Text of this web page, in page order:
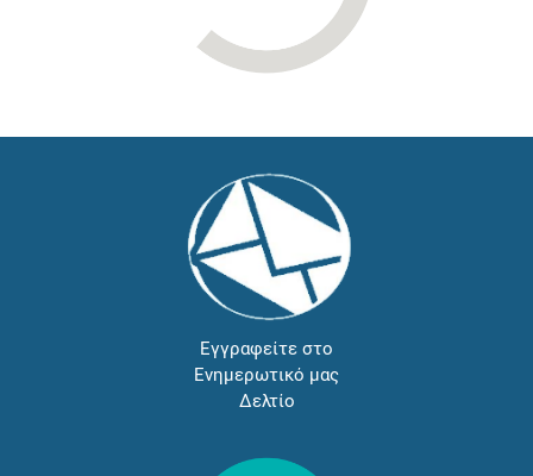
Εγγραφείτε στο
Ενημερωτικό μας
Δελτίο